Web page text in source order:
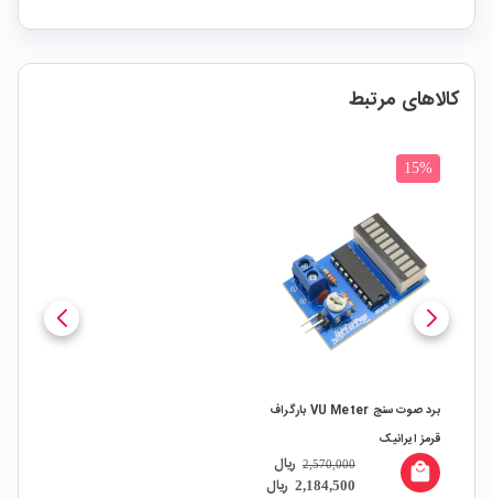
کالاهای مرتبط
15%
برد صوت سنج VU Meter بارگراف
قرمز ایرانیک
2,184,500 ریال
2,570,000 ریال local_mall